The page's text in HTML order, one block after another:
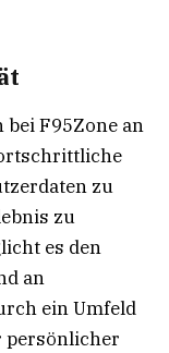
F95Zone an
zu
zu
es den
an
ein Umfeld
persönlicher